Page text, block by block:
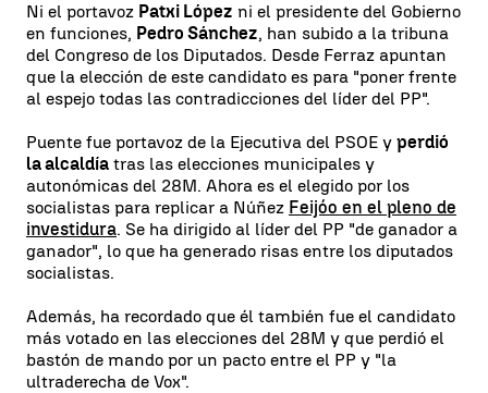
Ni el portavoz Patxi López ni el presidente del Gobierno
en funciones, Pedro Sánchez, han subido a la tribuna
del Congreso de los Diputados. Desde Ferraz apuntan
que la elección de este candidato es para "poner frente
al espejo todas las contradicciones del líder del PP".
Puente fue portavoz de la Ejecutiva del PSOE y perdió
la alcaldía tras las elecciones municipales y
autonómicas del 28M. Ahora es el elegido por los
socialistas para replicar a Núñez Feijóo en el pleno de
investidura. Se ha dirigido al líder del PP "de ganador a
ganador", lo que ha generado risas entre los diputados
socialistas.
Además, ha recordado que él también fue el candidato
más votado en las elecciones del 28M y que perdió el
bastón de mando por un pacto entre el PP y "la
ultraderecha de Vox".